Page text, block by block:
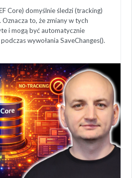
Core) domyślnie śledzi (tracking)
to, że zmiany w tych
i mogą być automatycznie
wywołania SaveChanges().